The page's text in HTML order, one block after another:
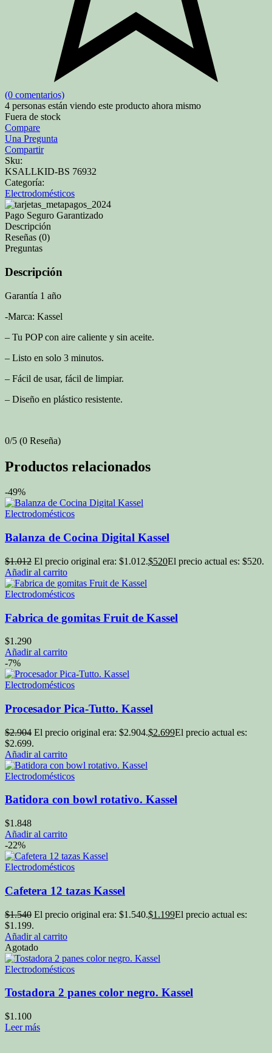
(0 comentarios)
4 personas están viendo este producto ahora mismo
Fuera de stock
Compare
Una Pregunta
Compartir
Sku:
KSALLKID-BS 76932
Categoría:
Electrodomésticos
Pago Seguro Garantizado
Descripción
Reseñas (0)
Preguntas
Descripción
Garantía 1 año
-Marca: Kassel
– Tu POP con aire caliente y sin aceite.
– Listo en solo 3 minutos.
– Fácil de usar, fácil de limpiar.
– Diseño en plástico resistente.
0/5 (0 Reseña)
Productos relacionados
-49%
Electrodomésticos
Balanza de Cocina Digital Kassel
$1.012 El precio original era: $1.012.$520El precio actual es: $520.
Añadir al carrito
Electrodomésticos
Fabrica de gomitas Fruit de Kassel
$1.290
Añadir al carrito
-7%
Electrodomésticos
Procesador Pica-Tutto. Kassel
$2.904 El precio original era: $2.904.$2.699El precio actual es:
$2.699.
Añadir al carrito
Electrodomésticos
Batidora con bowl rotativo. Kassel
$1.848
Añadir al carrito
-22%
Electrodomésticos
Cafetera 12 tazas Kassel
$1.540 El precio original era: $1.540.$1.199El precio actual es:
$1.199.
Añadir al carrito
Agotado
Electrodomésticos
Tostadora 2 panes color negro. Kassel
$1.100
Leer más